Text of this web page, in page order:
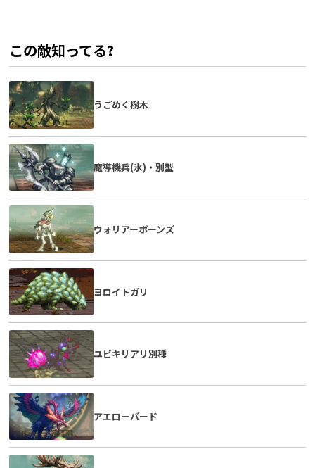
この敵知ってる?
うごめく樹木
魔導機兵(氷)・別型
ウォリアーボーンズ
ヨロイトガリ
ユビキリアリ別種
アエローバード